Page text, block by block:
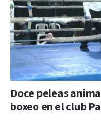
Doce peleas
boxeo en el club